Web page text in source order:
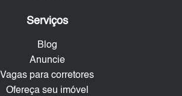
Serviços
Blog
Anuncie
Vagas para corretores
Ofereça seu imóvel